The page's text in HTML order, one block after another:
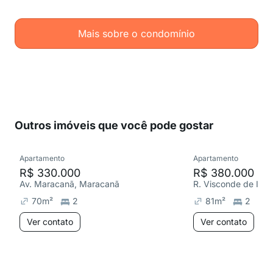
Mais sobre o condomínio
Outros imóveis que você pode gostar
Apartamento
R$ 330.000
Av. Maracanã, Maracanã
70m²
2
Ver contato
Apartamento
R$ 380.000
R. Visconde de
81m²
2
Ver contato